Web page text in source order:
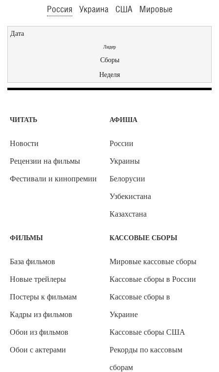
Россия Украина США Мировые
Дата
Лидер
Сборы
Неделя
ЧИТАТЬ
Новости
Рецензии на фильмы
Фестивали и кинопремии
АФИША
России
Украины
Белорусии
Узбекистана
Казахстана
ФИЛЬМЫ
База фильмов
Новые трейлеры
Постеры к фильмам
Кадры из фильмов
Обои из фильмов
Обои с актерами
КАССОВЫЕ СБОРЫ
Мировые кассовые сборы
Кассовые сборы в России
Кассовые сборы в
Украине
Кассовые сборы США
Рекорды по кассовым
сборам